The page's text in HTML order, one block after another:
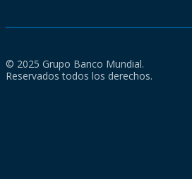
© 2025 Grupo Banco Mundial.
Reservados todos los derechos.